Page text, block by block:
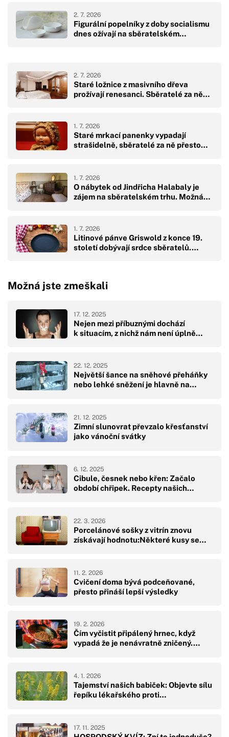
Figurální popelníky z doby socialismu
dnes ožívají na sběratelském…
2. 7. 2026
Staré ložnice z masivního dřeva
prožívají renesanci. Sběratelé za ně…
2. 7. 2026
Staré mrkací panenky vypadají
strašidelně, sběratelé za ně přesto…
1. 7. 2026
O nábytek od Jindřicha Halabaly je
zájem na sběratelském trhu. Možná…
1. 7. 2026
Litinové pánve Griswold z konce 19.
století dobývají srdce sběratelů.…
1. 7. 2026
Možná jste zmeškali
Nejen mezi příbuznými dochází
k situacím, z nichž nám není úplně…
17. 12. 2025
Největší šance na sněhové přeháňky
nebo lehké sněžení je hlavně na…
22. 12. 2025
Zimní slunovrat převzalo křesťanství
jako vánoční svátky
21. 12. 2025
Cibule, česnek nebo křen: Začalo
období chřipek. Recepty našich…
6. 12. 2025
Porcelánové sošky z vitrín znovu
získávají hodnotu:Některé kusy se…
22. 3. 2026
Cvičení doma bývá podceňované,
přesto přináší lepší výsledky
11. 2. 2026
Čím vyčistit připálený hrnec, když
vypadá že je nenávratně zničený.…
19. 2. 2026
Tajemství našich babiček: Objevte sílu
řepíku lékařského proti…
4. 1. 2026
17. 11. 2025